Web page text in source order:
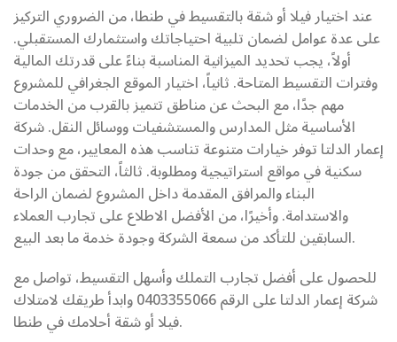
عند اختيار فيلا أو شقة بالتقسيط في طنطا، من الضروري التركيز
على عدة عوامل لضمان تلبية احتياجاتك واستثمارك المستقبلي.
أولاً، يجب تحديد الميزانية المناسبة بناءً على قدرتك المالية
وفترات التقسيط المتاحة. ثانياً، اختيار الموقع الجغرافي للمشروع
مهم جدًا، مع البحث عن مناطق تتميز بالقرب من الخدمات
الأساسية مثل المدارس والمستشفيات ووسائل النقل. شركة
إعمار الدلتا توفر خيارات متنوعة تناسب هذه المعايير، مع وحدات
سكنية في مواقع استراتيجية ومطلوبة. ثالثاً، التحقق من جودة
البناء والمرافق المقدمة داخل المشروع لضمان الراحة
والاستدامة. وأخيرًا، من الأفضل الاطلاع على تجارب العملاء
السابقين للتأكد من سمعة الشركة وجودة خدمة ما بعد البيع.
للحصول على أفضل تجارب التملك وأسهل التقسيط، تواصل مع
شركة إعمار الدلتا على الرقم 0403355066 وابدأ طريقك لامتلاك
فيلا أو شقة أحلامك في طنطا.